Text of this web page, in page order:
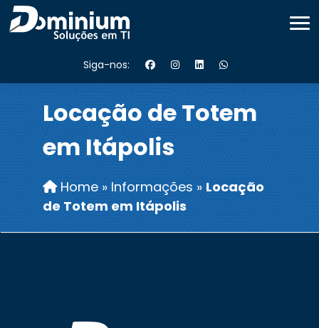
Siga-nos:
Locação de Totem
em Itápolis
Home» Informações » Locação
de Totem em Itápolis